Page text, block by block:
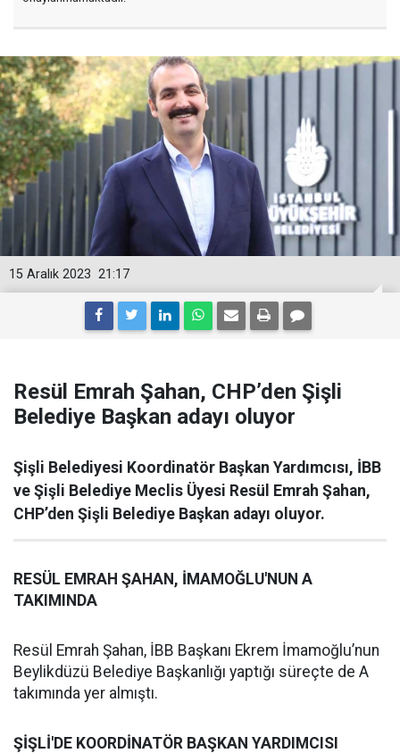
21:17
15 Aralık 2023
Resül Emrah Şahan, CHP’den Şişli
Belediye Başkan adayı oluyor
Şişli Belediyesi Koordinatör Başkan Yardımcısı, İBB
ve Şişli Belediye Meclis Üyesi Resül Emrah Şahan,
CHP’den Şişli Belediye Başkan adayı oluyor.
RESÜL EMRAH ŞAHAN, İMAMOĞLU'NUN A
TAKIMINDA
Resül Emrah Şahan, İBB Başkanı Ekrem İmamoğlu’nun
Beylikdüzü Belediye Başkanlığı yaptığı süreçte de A
takımında yer almıştı.
ŞİŞLİ'DE KOORDİNATÖR BAŞKAN YARDIMCISI